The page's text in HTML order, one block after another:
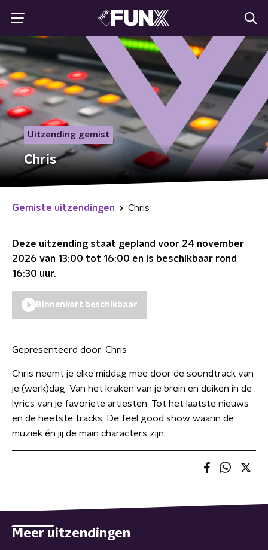
Uitzending gemist
Chris
Gemiste uitzendingen Chris
Deze uitzending staat gepland voor 24 november
2026 van 13:00 tot 16:00 en is beschikbaar rond
16:30 uur.
Binnenkort beschikbaar
Gepresenteerd door: Chris
Chris neemt je elke middag mee door de soundtrack van
je (werk)dag. Van het kraken van je brein en duiken in de
lyrics van je favoriete artiesten. Tot het laatste nieuws
en de heetste tracks. De feel good show waarin de
muziek én jij de main characters zijn.
Meer uitzendingen